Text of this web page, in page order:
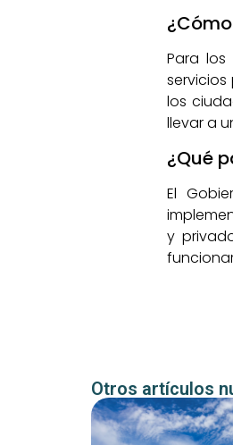
Para
los
llevar a
¿Qué
El
y
Otros artículos